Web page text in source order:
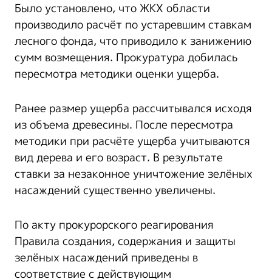
Было установлено, что ЖКХ области
производило расчёт по устаревшим ставкам
лесного фонда, что приводило к занижению
сумм возмещения. Прокуратура добилась
пересмотра методики оценки ущерба.
Ранее размер ущерба рассчитывался исходя
из объема древесины. После пересмотра
методики при расчёте ущерба учитываются
вид дерева и его возраст. В результате
ставки за незаконное уничтожение зелёных
насаждений существенно увеличены.
По акту прокурорского реагирования
Правила создания, содержания и защиты
зелёных насаждений приведены в
соответствие с действующим